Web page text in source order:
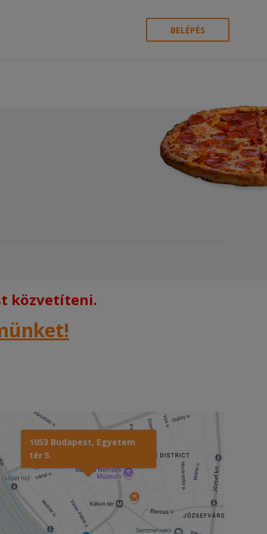
BELÉPÉS
közvetíteni.
1053 Budapest, Egyetem
tér 5.